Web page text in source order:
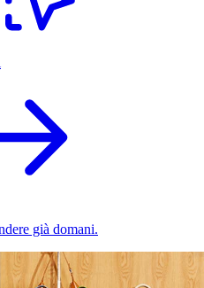
già domani.